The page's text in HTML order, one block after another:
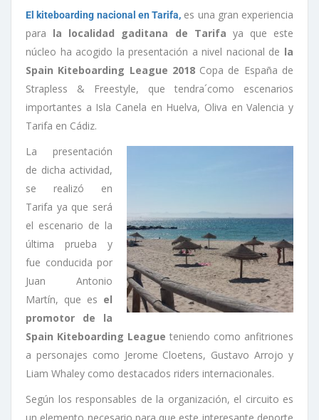
El kiteboarding nacional en Tarifa, es una gran experiencia
para la localidad gaditana de Tarifa ya que este
núcleo ha acogido la presentación a nivel nacional de la
Spain Kiteboarding League 2018Copa de España de
Strapless & Freestyle, que tendra´como escenarios
importantes a Isla Canela en Huelva, Oliva en Valencia y
Tarifa en Cádiz.
La presentación
de dicha actividad,
se realizó en
Tarifa ya que será
el escenario de la
última prueba y
fue conducida por
Juan Antonio
Martín, que es el
promotor de la
Spain Kiteboarding League teniendo como anfitriones
a personajes como Jerome Cloetens, Gustavo Arrojo y
Liam Whaley como destacados riders internacionales.
Según los responsables de la organización, el circuito es